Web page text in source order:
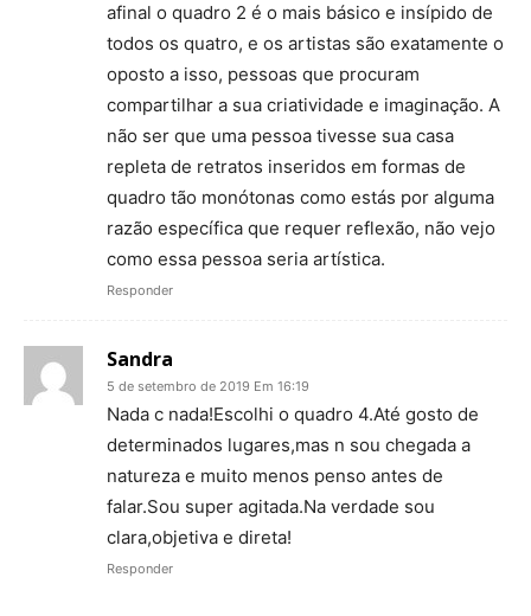
afinal o quadro 2 é o mais básico e insípido de
todos os quatro, e os artistas são exatamente o
oposto a isso, pessoas que procuram
compartilhar a sua criatividade e imaginação. A
não ser que uma pessoa tivesse sua casa
repleta de retratos inseridos em formas de
quadro tão monótonas como estás por alguma
razão específica que requer reflexão, não vejo
como essa pessoa seria artística.
Responder
Sandra
5 de setembro de 2019 Em 16:19
Nada c nada!Escolhi o quadro 4.Até gosto de
determinados lugares,mas n sou chegada a
natureza e muito menos penso antes de
falar.Sou super agitada.Na verdade sou
clara,objetiva e direta!
Responder